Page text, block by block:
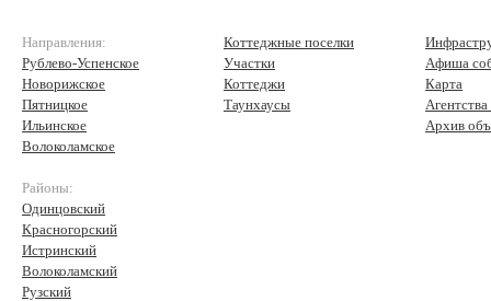
Направления:
Рублево-Успенское
Новорижское
Пятницкое
Ильинское
Волоколамское
Районы:
Одинцовский
Красногорский
Истринский
Волоколамский
Рузский
Коттеджные поселки
Участки
Коттеджи
Таунхаусы
Афиша
Карта
Архив